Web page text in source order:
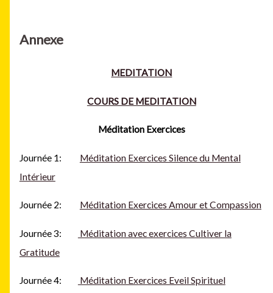
Annexe
MEDITATION
COURS DE MEDITATION
Méditation Exercices
Journée 1: Méditation Exercices Silence du Mental
Intérieur
Journée 2: Méditation Exercices Amour et Compassion
Journée 3:
Méditation avec exercices Cultiver la
Gratitude
Journée 4:
Méditation Exercices Eveil Spirituel